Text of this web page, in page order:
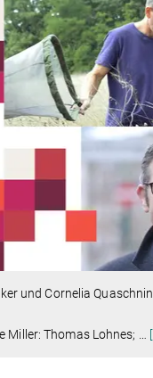
und Cornelia
Miller: Thomas Lohnes;